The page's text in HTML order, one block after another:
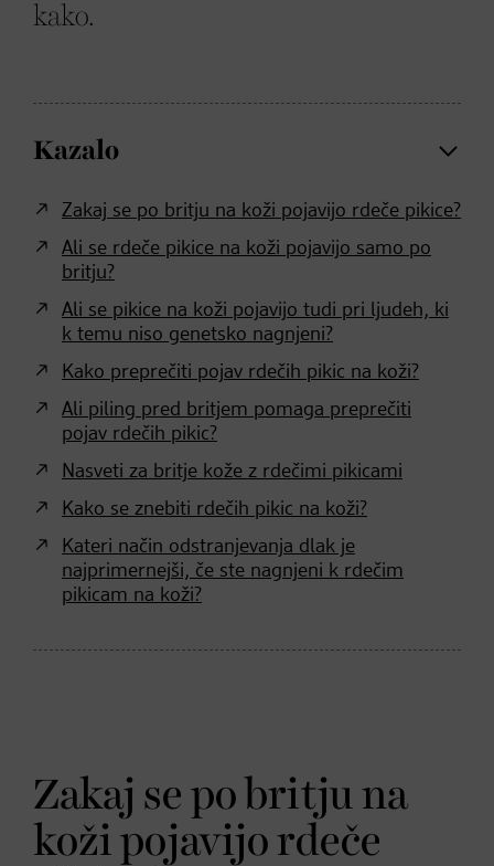
kako.
Kazalo
Zakaj se po britju na koži pojavijo rdeče pikice?
Ali se rdeče pikice na koži pojavijo samo po
britju?
Ali se pikice na koži pojavijo tudi pri ljudeh, ki
k temu niso genetsko nagnjeni?
Kako preprečiti pojav rdečih pikic na koži?
Ali piling pred britjem pomaga preprečiti
pojav rdečih pikic?
Nasveti za britje kože z rdečimi pikicami
Kako se znebiti rdečih pikic na koži?
Kateri način odstranjevanja dlak je
najprimernejši, če ste nagnjeni k rdečim
pikicam na koži?
Zakaj se po britju na
koži pojavijo rdeče